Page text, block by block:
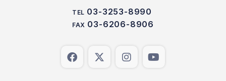
TEL 03-3253-8990
FAX 03-6206-8906